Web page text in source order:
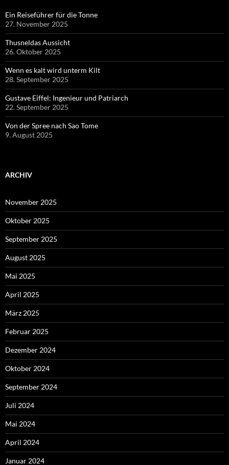
Ein Reiseführer für die Tonne
27. November 2025
Thusneldas Aussicht
26. Oktober 2025
Wenn es kalt wird unterm Kilt
28. September 2025
Gustave Eiffel: Ingenieur und Patriarch
22. September 2025
Von der Spree nach Sao Tome
9. August 2025
ARCHIV
November 2025
Oktober 2025
September 2025
August 2025
Mai 2025
April 2025
März 2025
Februar 2025
Dezember 2024
Oktober 2024
September 2024
Juli 2024
Mai 2024
April 2024
Januar 2024